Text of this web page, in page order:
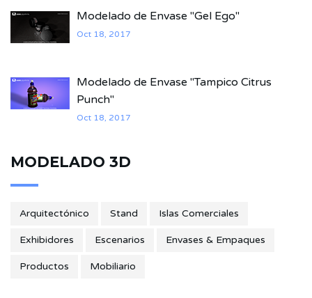
Modelado de Envase "Gel Ego"
Oct 18, 2017
Modelado de Envase "Tampico Citrus
Punch"
Oct 18, 2017
MODELADO 3D
Arquitectónico Stand Islas Comerciales
Exhibidores Escenarios Envases & Empaques
Productos Mobiliario